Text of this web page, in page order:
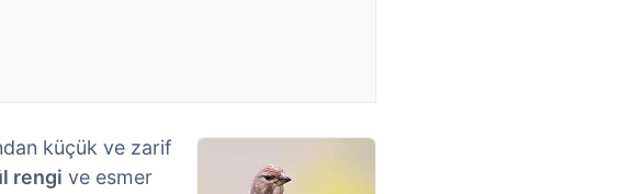
küçük ve zarif
rengi ve esmer